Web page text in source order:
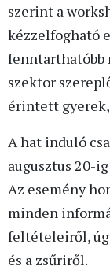
szerint a
kézzelfogható
fenntarthatóbb
szektor
érintett
A hat induló
augusztus 20-
Az esemény
minden
feltételeiről,
és a zsűriről.